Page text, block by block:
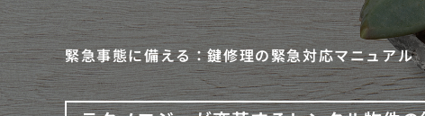
緊急事態に備える：鍵修理の緊急対応マニュアル